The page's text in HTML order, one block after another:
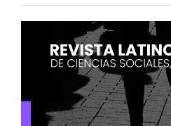
Barra
lateral
artículo